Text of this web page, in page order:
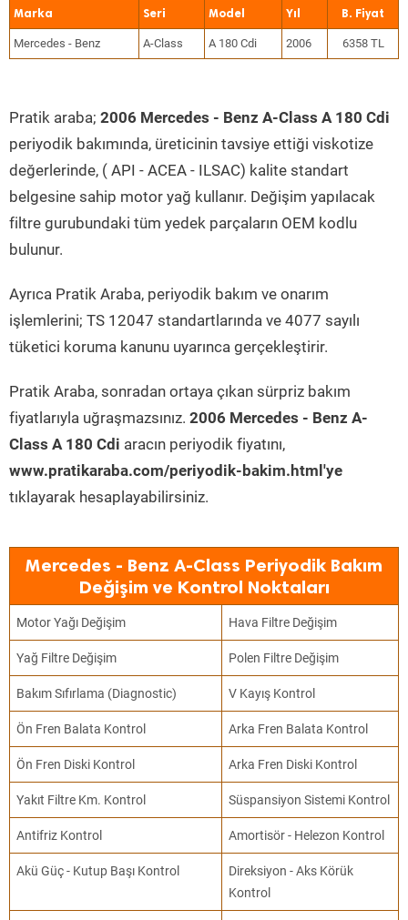
Marka Seri Model Yıl
Mercedes - Benz A-Class A 180 Cdi 2006 6358 TL
Pratik araba; 2006 Mercedes - Benz A-Class A 180 Cdi
periyodik bakımında, üreticinin tavsiye ettiği viskotize
değerlerinde, ( API - ACEA - ILSAC) kalite standart
belgesine sahip motor yağ kullanır. Değişim yapılacak
filtre gurubundaki tüm yedek parçaların OEM kodlu
bulunur.
Ayrıca Pratik Araba, periyodik bakım ve onarım
işlemlerini; TS 12047 standartlarında ve 4077 sayılı
tüketici koruma kanunu uyarınca gerçekleştirir.
Pratik Araba, sonradan ortaya çıkan sürpriz bakım
fiyatlarıyla uğraşmazsınız. 2006 Mercedes - Benz A-
Class A 180 Cdi aracın periyodik fiyatını,
www.pratikaraba.com/periyodik-bakim.html'ye
tıklayarak hesaplayabilirsiniz.
Mercedes - Benz A-Class Periyodik Bakım
Değişim ve Kontrol Noktaları
Motor Yağı Değişim Hava Filtre Değişim
Yağ Filtre Değişim Polen Filtre Değişim
Bakım Sıfırlama (Diagnostic) V Kayış Kontrol
Ön Fren Balata Kontrol Arka Fren Balata Kontrol
Ön Fren Diski Kontrol Arka Fren Diski Kontrol
Yakıt Filtre Km. Kontrol Süspansiyon Sistemi Kontrol
Antifriz Kontrol Amortisör - Helezon Kontrol
Akü Güç - Kutup Başı Kontrol
Direksiyon - Aks Körük
Kontrol